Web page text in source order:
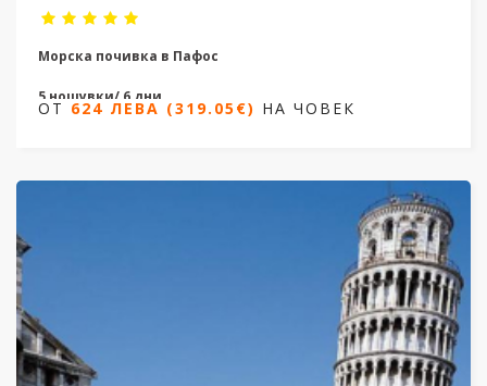
Морска почивка в Пафос
5 нощувки/ 6 дни
ОТ 624 ЛЕВА (319.05€) НА ЧОВЕК